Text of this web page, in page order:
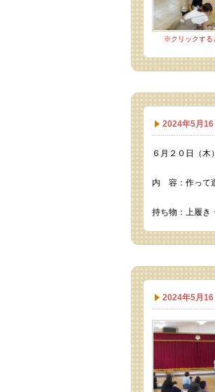
※クリックする
2024年5月16
６月２０日（木
内 容：作って
持ち物：上履き
2024年5月16